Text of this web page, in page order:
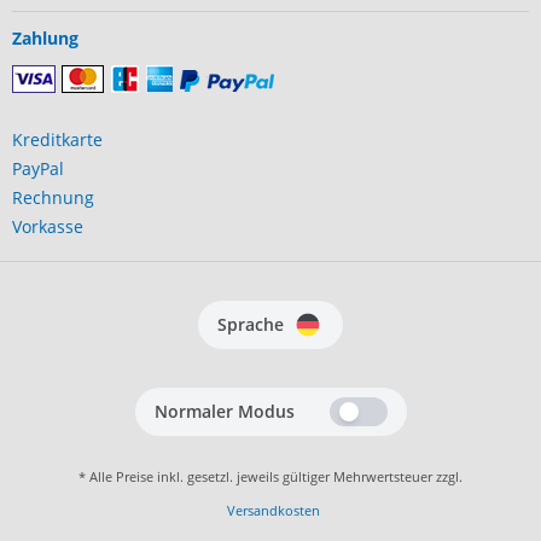
Zahlung
Kreditkarte
PayPal
Rechnung
Vorkasse
Sprache
Normaler Modus
* Alle Preise inkl. gesetzl. jeweils gültiger Mehrwertsteuer zzgl.
Versandkosten